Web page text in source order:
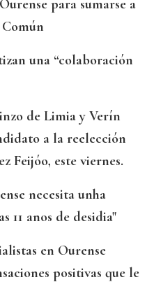
para sumarse a
una “colaboración
de Limia y Verín
a la reelección
Feijóo, este viernes.
necesita unha
11 anos de desidia"
en Ourense
positivas que le